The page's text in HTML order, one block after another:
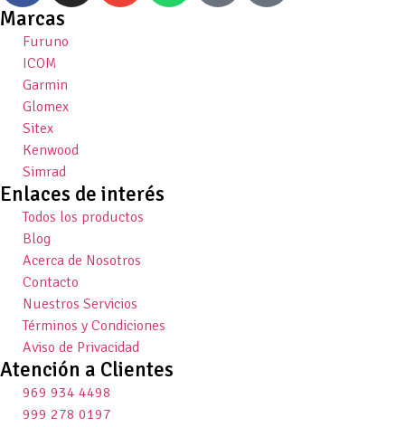
Marcas
Furuno
ICOM
Garmin
Glomex
Sitex
Kenwood
Simrad
Enlaces de interés
Todos los productos
Blog
Acerca de Nosotros
Contacto
Nuestros Servicios
Términos y Condiciones
Aviso de Privacidad
Atención a Clientes
969 934 4498
999 278 0197